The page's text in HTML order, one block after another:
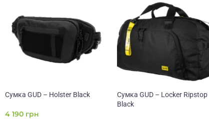
Сумка GUD – Holster Black
4 190 грн
Сумка GUD – Locker Ripstop
Black